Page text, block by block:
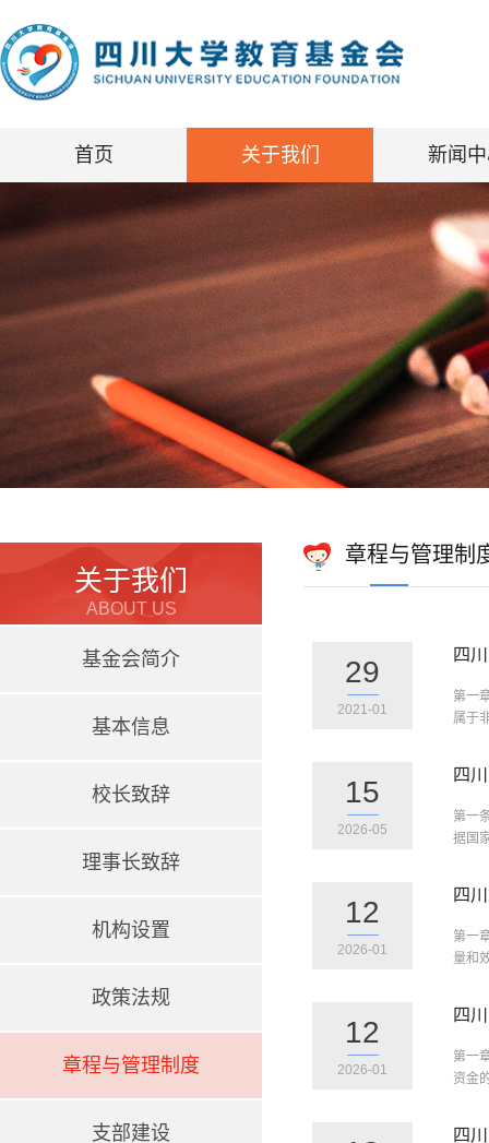
首页 关于我们 新闻
关于我们
ABOUT US
基金会简介
基本信息
校长致辞
理事长致辞
机构设置
政策法规
章程与管理制度
支部建设
章程与管理制
29
2021-01
四
第一
属于
15
2026-05
四
第一
据国
12
2026-01
四
第一
量和
12
2026-01
四
第一
资金
四